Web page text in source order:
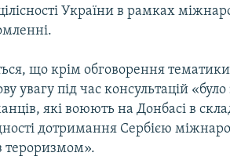
України в рамках
що крім обговорення
увагу під час консультацій
які воюють на Донбасі в
дотримання Сербією
тероризмом».